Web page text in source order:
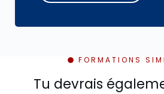
FORMATIONS
Tu devrais